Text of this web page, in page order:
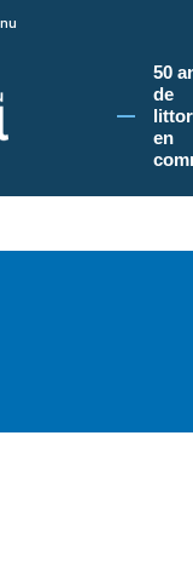
du littoral, vous
50
de
en